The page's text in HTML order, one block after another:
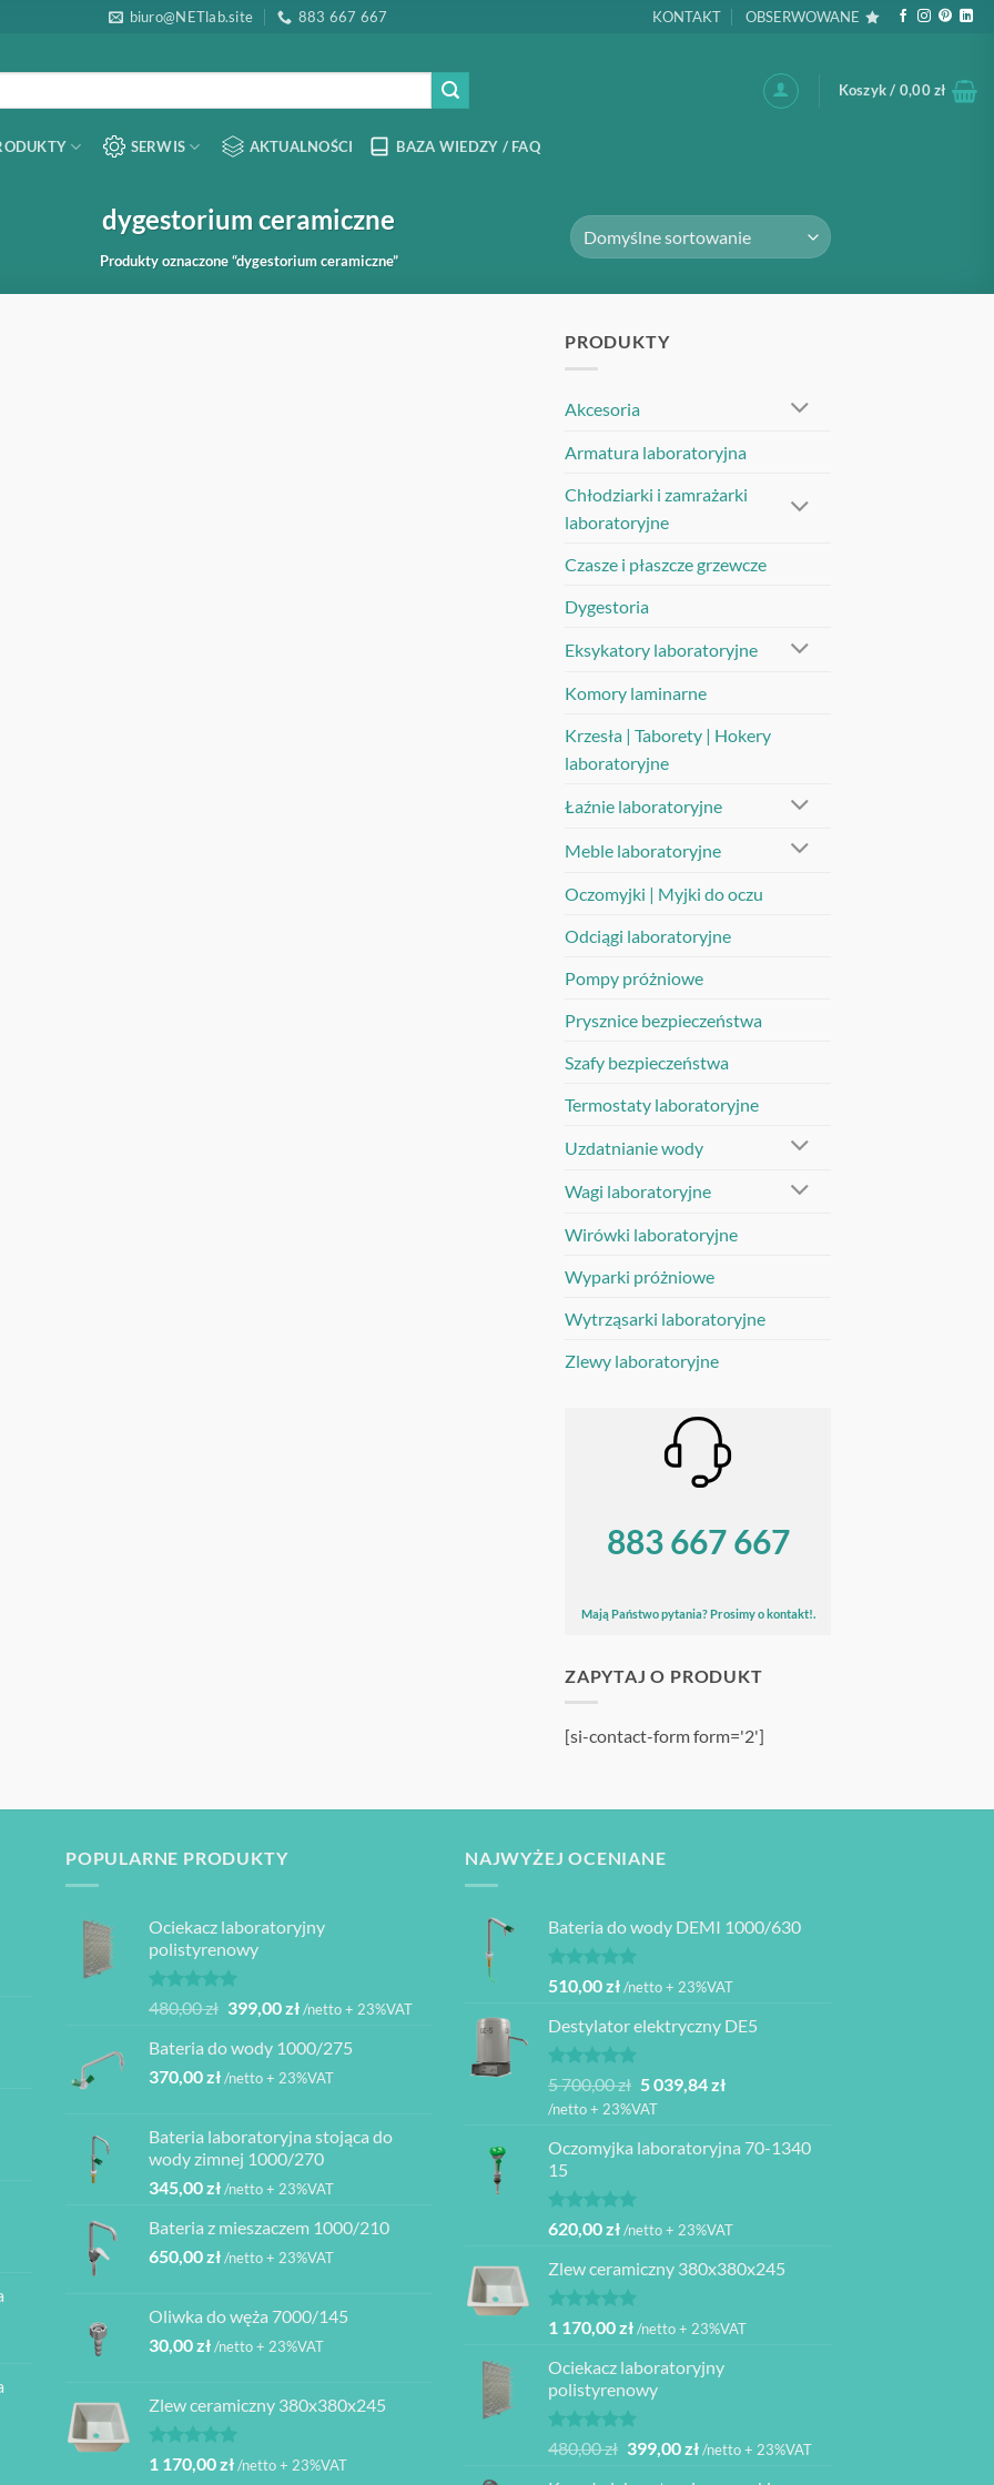
biuro@NETlab.site 883 667 667 KONTAKT OBSERWOWANE
Koszyk / 0,00zł
SERWIS AKTUALNOŚCI BAZA WIEDZY / FAQ
dygestorium ceramiczne
Produkty oznaczone “dygestorium ceramiczne”
PRODUKTY
Akcesoria
Armatura laboratoryjna
Chłodziarki i zamrażarki
laboratoryjne
Czasze i płaszcze grzewcze
Dygestoria
Eksykatory laboratoryjne
Komory laminarne
Krzesła | Taborety | Hokery
laboratoryjne
Łaźnie laboratoryjne
Meble laboratoryjne
Oczomyjki | Myjki do oczu
Odciągi laboratoryjne
Pompy próżniowe
Prysznice bezpieczeństwa
Szafy bezpieczeństwa
Termostaty laboratoryjne
Uzdatnianie wody
Wagi laboratoryjne
Wirówki laboratoryjne
Wyparki próżniowe
Wytrząsarki laboratoryjne
Zlewy laboratoryjne
883 667 667
Mają Państwo pytania? Prosimy o kontakt!.
ZAPYTAJ O PRODUKT
[si-contact-form form='2']
POPULARNE PRODUKTY
Ociekacz laboratoryjny
polistyrenowy
Oceniono
na 5
480,00zł Pierwotna
wynosiła:
480,00 zł.
399,00złAktualna
wynosi:
399,00 zł.
/netto + 23%VAT
Bateria do wody 1000/275
370,00zł/netto + 23%VAT
Bateria laboratoryjna stojąca do
wody zimnej 1000/270
345,00zł/netto + 23%VAT
Bateria z mieszaczem 1000/210
650,00zł/netto + 23%VAT
Oliwka do węża 7000/145
30,00zł/netto + 23%VAT
Zlew ceramiczny 380x380x245
Oceniono
na 5
1 170,00zł/netto + 23%VAT
NAJWYŻEJ OCENIANE
Bateria do wody DEMI 1000/630
Oceniono
na 5
510,00zł/netto + 23%VAT
Destylator elektryczny DE5
Oceniono
na 5
5 700,00zł Pierwotna
cena
5
5 039,84złAktualna
5
/netto + 23%VAT
Oczomyjka laboratoryjna 70-1340
15
Oceniono
na 5
620,00zł/netto + 23%VAT
Zlew ceramiczny 380x380x245
Oceniono
na 5
1 170,00zł/netto + 23%VAT
Ociekacz laboratoryjny
polistyrenowy
Oceniono
na 5
480,00zł Pierwotna
399,00złAktualna
/netto + 23%VAT